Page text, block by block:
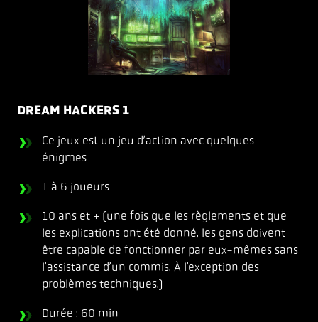
DREAM HACKERS 1
Ce jeux est un jeu d’action avec quelques
énigmes
1 à 6 joueurs
10 ans et + (une fois que les règlements et que
les explications ont été donné, les gens doivent
être capable de fonctionner par eux-mêmes sans
l’assistance d’un commis. À l’exception des
problèmes techniques.)
Durée : 60 min